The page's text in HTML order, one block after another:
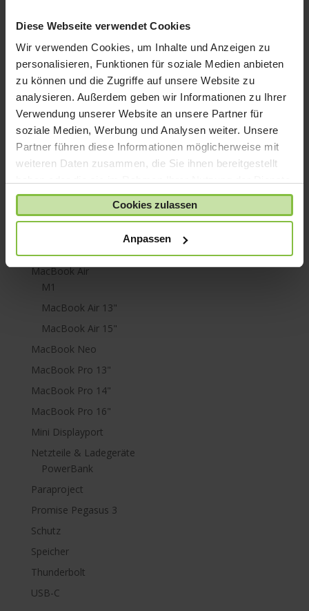
Diese Webseite verwendet Cookies
Wir verwenden Cookies, um Inhalte und Anzeigen zu
personalisieren, Funktionen für soziale Medien anbieten
zu können und die Zugriffe auf unsere Website zu
analysieren. Außerdem geben wir Informationen zu Ihrer
Verwendung unserer Website an unsere Partner für
soziale Medien, Werbung und Analysen weiter. Unsere
Partner führen diese Informationen möglicherweise mit
weiteren Daten zusammen, die Sie ihnen bereitgestellt
gesammelt haben.
Cookies zulassen
Anpassen
iPhone X
iPod nano
iPod shuffle
iPod touch
Kabel & Adapter
Kopfhörer
LaCie Rugged
Lightning
MacBook Air
M1
MacBook Air 13"
MacBook Air 15"
MacBook Neo
MacBook Pro 13"
MacBook Pro 14"
MacBook Pro 16"
Mini Displayport
Netzteile & Ladegeräte
PowerBank
Paraproject
Promise Pegasus 3
Schutz
Speicher
Thunderbolt
USB-C